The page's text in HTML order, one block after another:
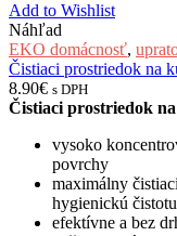
Add to Wishlist
Náhľad
EKO domácnosť,
Čistiaci prostriedok na
8.90€ s DPH
Čistiaci prostriedok
vysoko
povrchy
maximálny
hygienickú
efektívne a bez